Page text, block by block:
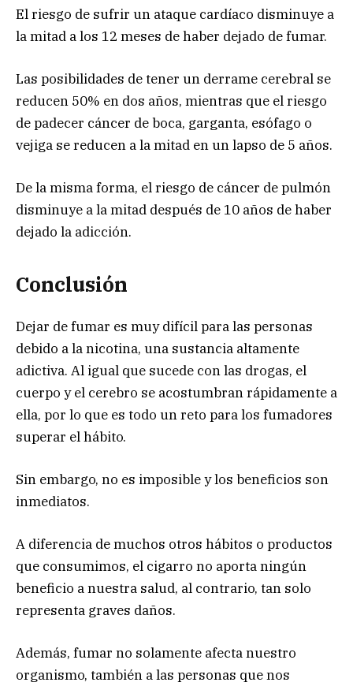
El riesgo de sufrir un ataque cardíaco disminuye a
la mitad a los 12 meses de haber dejado de fumar.
Las posibilidades de tener un derrame cerebral se
reducen 50% en dos años, mientras que el riesgo
de padecer cáncer de boca, garganta, esófago o
vejiga se reducen a la mitad en un lapso de 5 años.
De la misma forma, el riesgo de cáncer de pulmón
disminuye a la mitad después de 10 años de haber
dejado la adicción.
Conclusión
Dejar de fumar es muy difícil para las personas
debido a la nicotina, una sustancia altamente
adictiva. Al igual que sucede con las drogas, el
cuerpo y el cerebro se acostumbran rápidamente a
ella, por lo que es todo un reto para los fumadores
superar el hábito.
Sin embargo, no es imposible y los beneficios son
inmediatos.
A diferencia de muchos otros hábitos o productos
que consumimos, el cigarro no aporta ningún
beneficio a nuestra salud, al contrario, tan solo
representa graves daños.
Además, fumar no solamente afecta nuestro
organismo, también a las personas que nos